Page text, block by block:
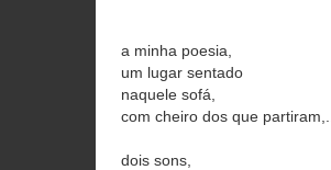
a minha poesia,
um lugar sentado
naquele sofá,
com cheiro dos que partiram,...
dois sons,